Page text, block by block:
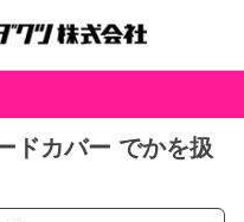
ドカバー でかを扱